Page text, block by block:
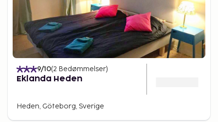
9/10(2 Bedømmelser)
Eklanda Heden
Heden, Göteborg, Sverige